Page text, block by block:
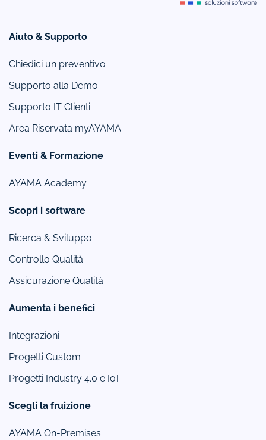
Aiuto & Supporto
Chiedici un preventivo
Supporto alla Demo
Supporto IT Clienti
Area Riservata myAYAMA
Eventi & Formazione
AYAMA Academy
Scopri i software
Ricerca & Sviluppo
Controllo Qualità
Assicurazione Qualità
Aumenta i benefici
Integrazioni
Progetti Custom
Progetti Industry 4.0 e IoT
Scegli la fruizione
AYAMA On-Premises